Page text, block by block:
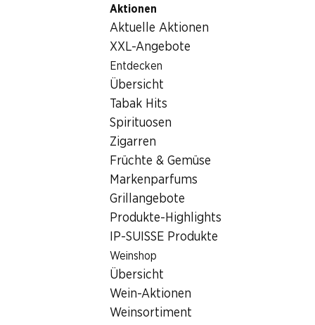
Aktionen
Aktuelle Aktionen
XXL-Angebote
Entdecken
Übersicht
Tabak Hits
Spirituosen
Zigarren
Früchte & Gemüse
Markenparfums
Grillangebote
Produkte-Highlights
IP-SUISSE Produkte
Weinshop
Übersicht
Wein-Aktionen
Weinsortiment
Nicht-Lebensmittel
Prokudent Zahnpasta Kräuter
Prokudent Zahnpasta Kräuter